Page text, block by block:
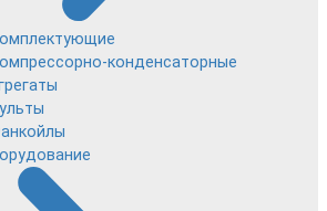
конденсаторные